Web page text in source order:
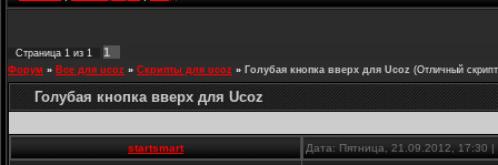
Страница 1 из 1 1
Форум » Все для ucoz » Скрипты для ucoz » Голубая кнопка вверх для Ucoz (Отличный
Голубая кнопка вверх для Ucoz
startsmart Дата: Пятница, 21.09.2012, 17:30